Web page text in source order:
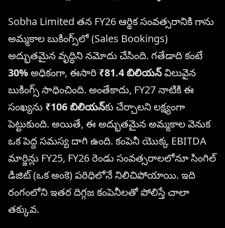
Sobha Limited తన FY26 ఆర్థిక సంవత్సరానికి గాను
అమ్మకాల బుకింగ్స్‌లో (Sales Bookings)
అద్భుతమైన వృద్ధిని నమోదు చేసింది. గతేడాది కంటే
30%అధికంగా, ఈసారి ₹81.4 బిలియన్విలువైన
బుకింగ్స్ సాధించింది. అంతేకాదు, FY27 నాటికి ఈ
సంఖ్యను ₹106 బిలియన్కు చేర్చాలని లక్ష్యంగా
పెట్టుకుంది. అయితే, ఈ అద్భుతమైన అమ్మకాల వెనుక
ఒక పెద్ద సమస్య దాగి ఉంది. కంపెనీ యొక్క EBITDA
మార్జిన్లు FY25, FY26 రెండు సంవత్సరాలలోనూ సింగిల్
డిజిట్ (ఒక అంకె) పరిధిలోనే నిలిచిపోయాయి. ఇది
రంగంలోని ఇతర దిగ్గజ కంపెనీలతో పోలిస్తే చాలా
తక్కువ.